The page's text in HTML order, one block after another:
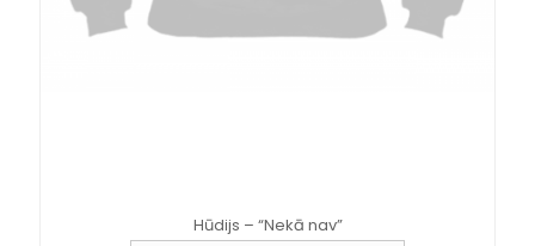
Hūdijs – “Nekā nav”